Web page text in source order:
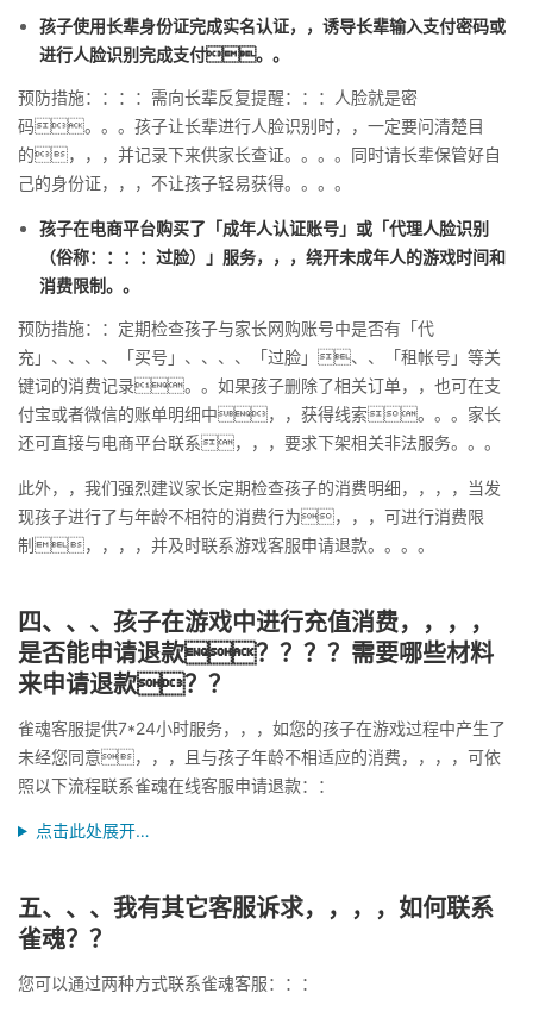
孩子使用长辈身份证完成实名认证，，诱导长辈输入支付密码或
进行人脸识别完成支付。。
预防措施：：：：需向长辈反复提醒：：：人脸就是密
码。。。孩子让长辈进行人脸识别时，，一定要问清楚目
的，，，并记录下来供家长查证。。。。同时请长辈保管好自
己的身份证，，，不让孩子轻易获得。。。。
孩子在电商平台购买了「成年人认证账号」或「代理人脸识别
（俗称：：：：过脸）」服务，，，绕开未成年人的游戏时间和
消费限制。。
预防措施：：定期检查孩子与家长网购账号中是否有「代
充」、、、、「买号」、、、、「过脸」、、「租帐号」等关
键词的消费记录。。如果孩子删除了相关订单，，也可在支
付宝或者微信的账单明细中，，获得线索。。。家长
还可直接与电商平台联系，，，要求下架相关非法服务。。。
此外，，我们强烈建议家长定期检查孩子的消费明细，，，，当发
现孩子进行了与年龄不相符的消费行为，，，可进行消费限
制，，，，并及时联系游戏客服申请退款。。。。
四、、、孩子在游戏中进行充值消费，，，，
是否能申请退款？？？？需要哪些材料
来申请退款？？
雀魂客服提供7*24小时服务，，，如您的孩子在游戏过程中产生了
未经您同意，，，且与孩子年龄不相适应的消费，，，，可依
照以下流程联系雀魂在线客服申请退款：：
点击此处展开…
五、、、我有其它客服诉求，，，，如何联系
雀魂？？
您可以通过两种方式联系雀魂客服：：：